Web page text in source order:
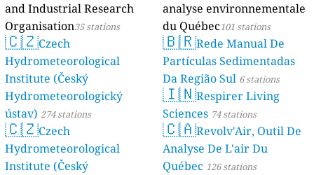
and Industrial Research
Organisation35 stations
🇨🇿Czech
Hydrometeorological
Institute (Český
Hydrometeorologický
ústav) 274 stations
🇨🇿Czech
Hydrometeorological
Institute (Český
analyse environnementale
du Québec101 stations
🇧🇷Rede Manual De
Partículas Sedimentadas
Da Região Sul 6 stations
🇮🇳Respirer Living
Sciences 74 stations
🇨🇦Revolv'Air, Outil De
Analyse De L'air Du
Québec 126 stations